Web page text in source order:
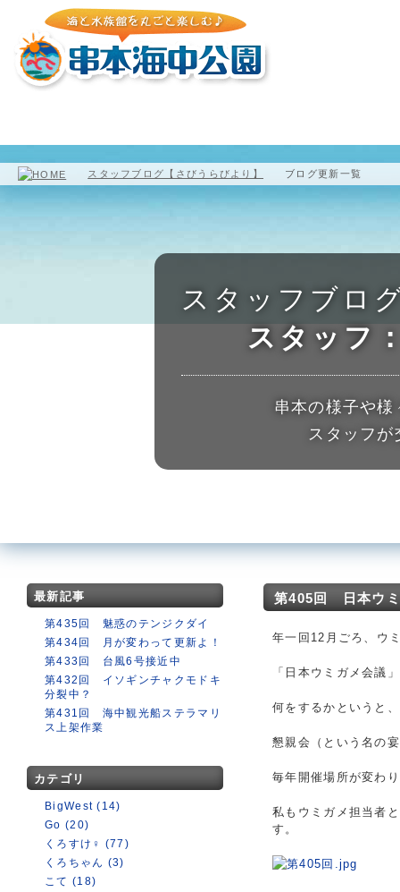
スタッフブログ【さびうらびより】 ブログ更新一覧
スタッフブロ
スタッフ
串本の様子や
スタッフ
最新記事
第435回 魅惑のテンジクダイ
第434回 月が変わって更新よ！
第433回 台風6号接近中
第432回 イソギンチャクモドキ
分裂中？
第431回 海中観光船ステラマリ
ス上架作業
カテゴリ
BigWest (14)
Go (20)
くろすけ♀ (77)
くろちゃん (3)
こて (18)
第405回 日本ウ
年一回12月ごろ、ウ
「日本ウミガメ会議
何をするかというと
懇親会（という名の
毎年開催場所が変わ
私もウミガメ担当者
す。